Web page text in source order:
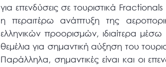
για επενδύσεις σε τουριστικά
η περαιτέρω ανάπτυξη της
ελληνικών προορισμών, ιδιαίτερα
θεμέλια για σημαντική αύξηση του
Παράλληλα, σημαντικές είναι και οι